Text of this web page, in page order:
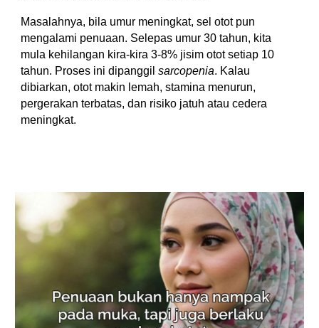
Masalahnya, bila umur meningkat, sel otot pun
mengalami penuaan. Selepas umur 30 tahun, kita
mula kehilangan kira-kira 3-8% jisim otot setiap 10
tahun. Proses ini dipanggilsarcopenia. Kalau
dibiarkan, otot makin lemah, stamina menurun,
pergerakan terbatas, dan risiko jatuh atau cedera
meningkat.